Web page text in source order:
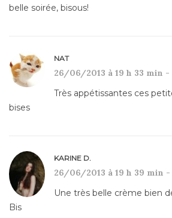
belle soirée, bisous!
NAT
26/06/2013 à 19 h 33 min -
Très appétissantes ces
bises
KARINE D.
26/06/2013 à 19 h 39 min -
Une très belle crème bien
Bis